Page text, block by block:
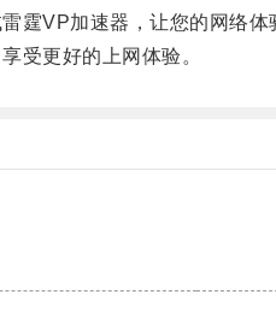
VP加速器，让您的网络体
更好的上网体验。